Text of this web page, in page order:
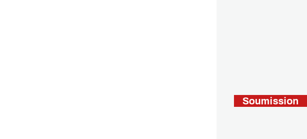
Soumission